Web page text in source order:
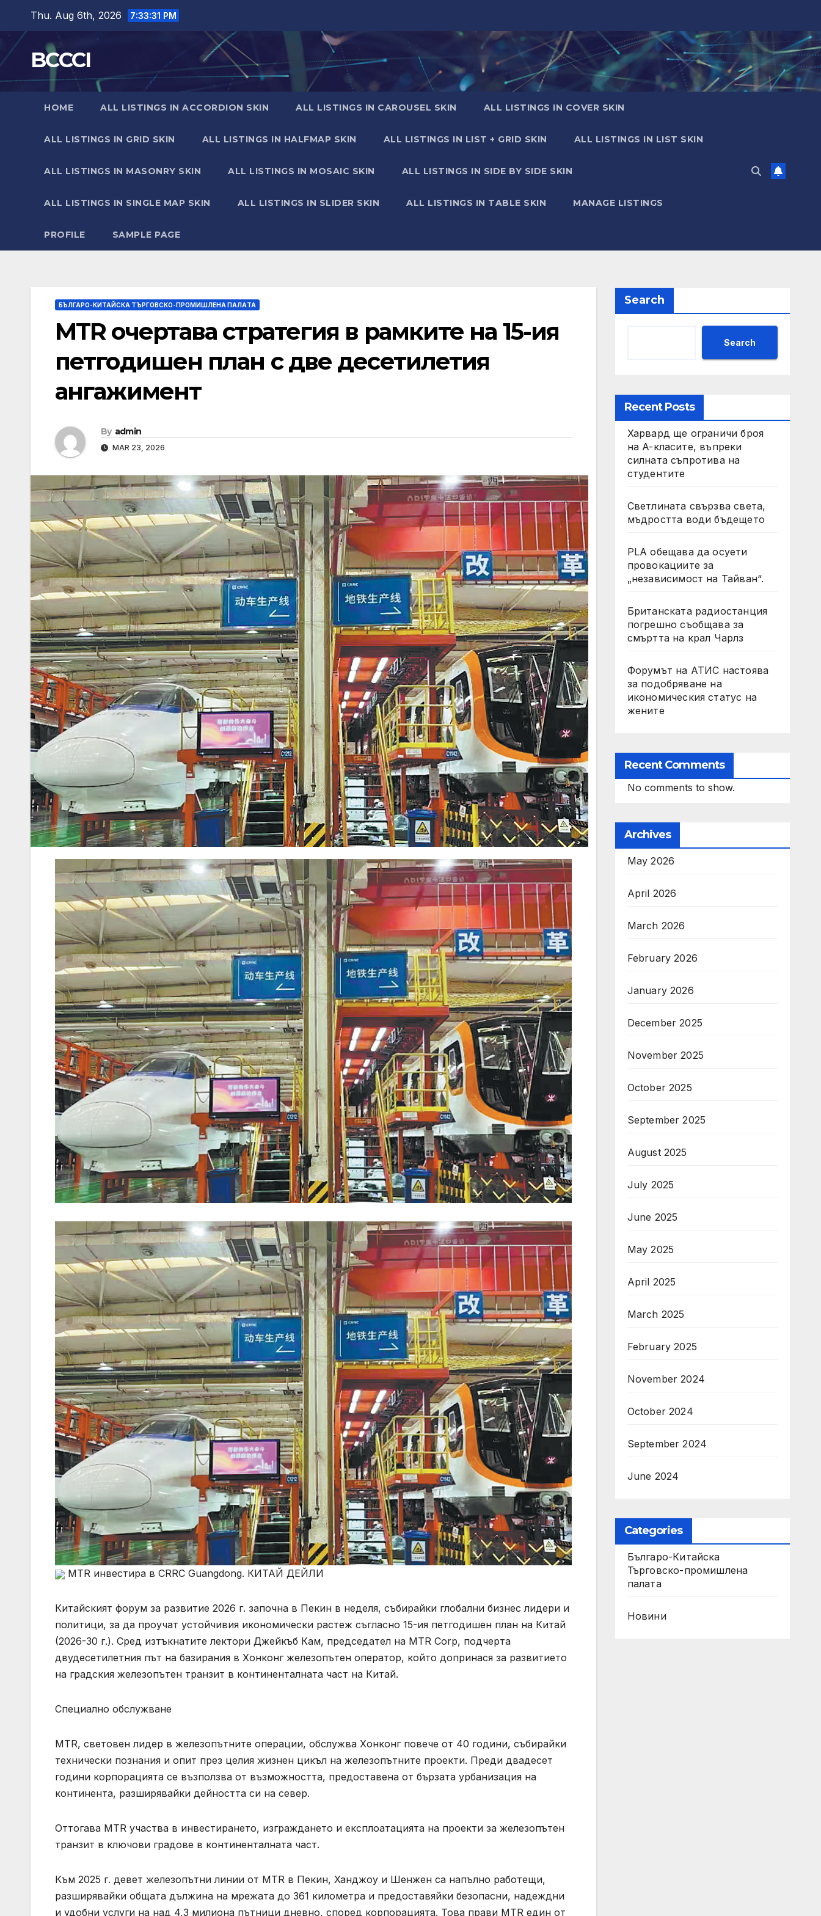
content
Thu. Aug 6th, 2026 7:33:32 PM
BCCCI
HOME ALL LISTINGS IN ACCORDION SKIN ALL LISTINGS IN CAROUSEL SKIN ALL LISTINGS IN COVER SKIN
ALL LISTINGS IN GRID SKIN ALL LISTINGS IN HALFMAP SKIN ALL LISTINGS IN LIST + GRID SKIN ALL LISTINGS IN LIST SKIN
ALL LISTINGS IN MASONRY SKIN ALL LISTINGS IN MOSAIC SKIN ALL LISTINGS IN SIDE BY SIDE SKIN
ALL LISTINGS IN SINGLE MAP SKIN ALL LISTINGS IN SLIDER SKIN ALL LISTINGS IN TABLE SKIN MANAGE LISTINGS
PROFILE SAMPLE PAGE
БЪЛГАРО-КИТАЙСКА ТЪРГОВСКО-ПРОМИШЛЕНА ПАЛAТА
MTR очертава стратегия в рамките на 15-ия
петгодишен план с две десетилетия
ангажимент
By admin
MAR 23, 2026
MTR инвестира в CRRC Guangdong. КИТАЙ ДЕЙЛИ
Китайският форум за развитие 2026 г. започна в Пекин в неделя, събирайки глобални бизнес лидери и
политици, за да проучат устойчивия икономически растеж съгласно 15-ия петгодишен план на Китай
(2026-30 г.). Сред изтъкнатите лектори Джейкъб Кам, председател на MTR Corp, подчерта
двудесетилетния път на базирания в Хонконг железопътен оператор, който допринася за развитието
на градския железопътен транзит в континенталната част на Китай.
Специално обслужване
MTR, световен лидер в железопътните операции, обслужва Хонконг повече от 40 години, събирайки
технически познания и опит през целия жизнен цикъл на железопътните проекти. Преди двадесет
години корпорацията се възползва от възможността, предоставена от бързата урбанизация на
континента, разширявайки дейността си на север.
Оттогава MTR участва в инвестирането, изграждането и експлоатацията на проекти за железопътен
транзит в ключови градове в континенталната част.
Към 2025 г. девет железопътни линии от MTR в Пекин, Ханджоу и Шенжен са напълно работещи,
разширявайки общата дължина на мрежата до 361 километра и предоставяйки безопасни, надеждни
и удобни услуги на над 4,3 милиона пътници дневно, според корпорацията. Това прави MTR един от
Search
Search
Recent Posts
Харвард ще ограничи броя
на A-класите, въпреки
силната съпротива на
студентите
Светлината свързва света,
мъдростта води бъдещето
PLA обещава да осуети
провокациите за
„независимост на Тайван“.
Британската радиостанция
погрешно съобщава за
смъртта на крал Чарлз
Форумът на АТИС настоява
за подобряване на
икономическия статус на
жените
Recent Comments
No comments to show.
Archives
May 2026
April 2026
March 2026
February 2026
January 2026
December 2025
November 2025
October 2025
September 2025
August 2025
July 2025
June 2025
May 2025
April 2025
March 2025
February 2025
November 2024
October 2024
September 2024
June 2024
Categories
Българо-Китайска
Търговско-промишлена
палaта
Новини